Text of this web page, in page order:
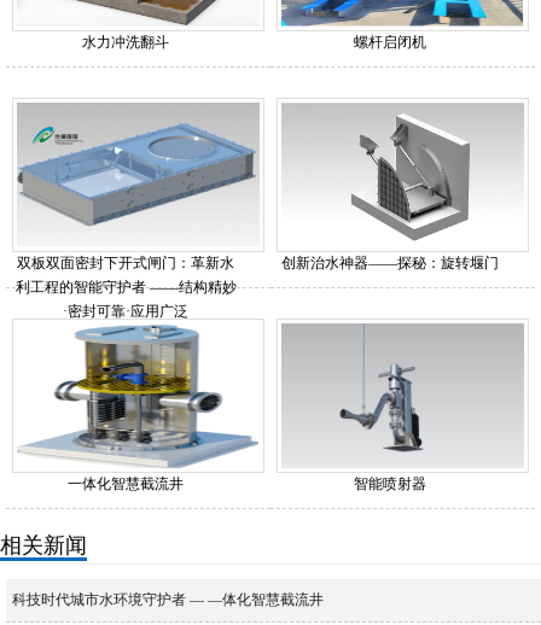
水力冲洗翻斗 螺杆启闭机
双板双面密封下开式闸门：革新水
利工程的智能守护者 ——结构精妙
·密封可靠·应用广泛
创新治水神器——探秘：旋转堰门
一体化智慧截流井 智能喷射器
相关新闻
科技时代城市水环境守护者 — —体化智慧截流井